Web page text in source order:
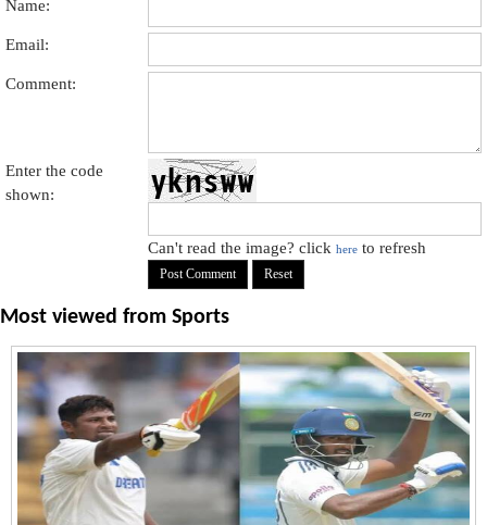
Name:
Email:
Comment:
Enter the code
shown:
Can't read the image? clickhere to refresh
Most viewed from Sports